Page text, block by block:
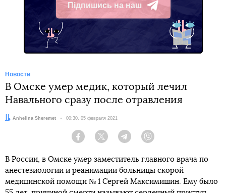
Підпишись на наш
Telegram
Новости
В Омске умер медик, который лечил
Навального сразу после отравления
Автор:
Anhelina Sheremet Дата:
00:30, 05 февраля 2021
Facebook Twitter Telegram
В России, в Омске умер заместитель главного врача по
анестезиологии и реанимации больницы скорой
медицинской помощи № 1 Сергей Максимишин. Ему было